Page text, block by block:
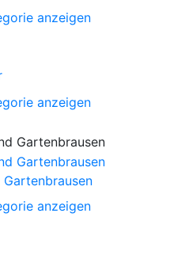
anzeigen
anzeigen
anzeigen